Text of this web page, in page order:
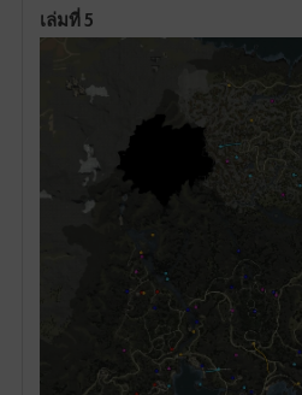
เล่มที่ 5